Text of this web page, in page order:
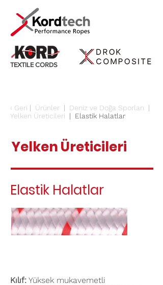
TEXTILE CORDS
‹ Geri | Ürünler | Deniz ve Doğa Sporları
|
Yelken Üreticileri
| Elastik Halatlar
Yelken Üreticileri
Elastik Halatlar
Kılıf: Yüksek mukavemetli